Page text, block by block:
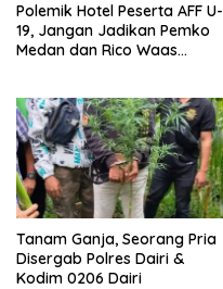
Polemik Hotel Peserta AFF U-
19, Jangan Jadikan Pemko
Medan dan Rico Waas
Tanam Ganja, Seorang Pria
Disergab Polres Dairi &
Kodim 0206 Dairi